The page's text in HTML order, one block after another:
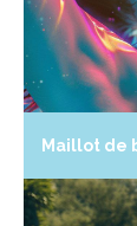
Maillot de